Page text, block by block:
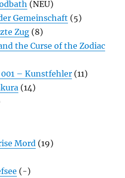
(NEU)
Gemeinschaft (5)
Zug (8)
the Curse of the Zodiac
– Kunstfehler (11)
(14)
Mord (19)
(-)